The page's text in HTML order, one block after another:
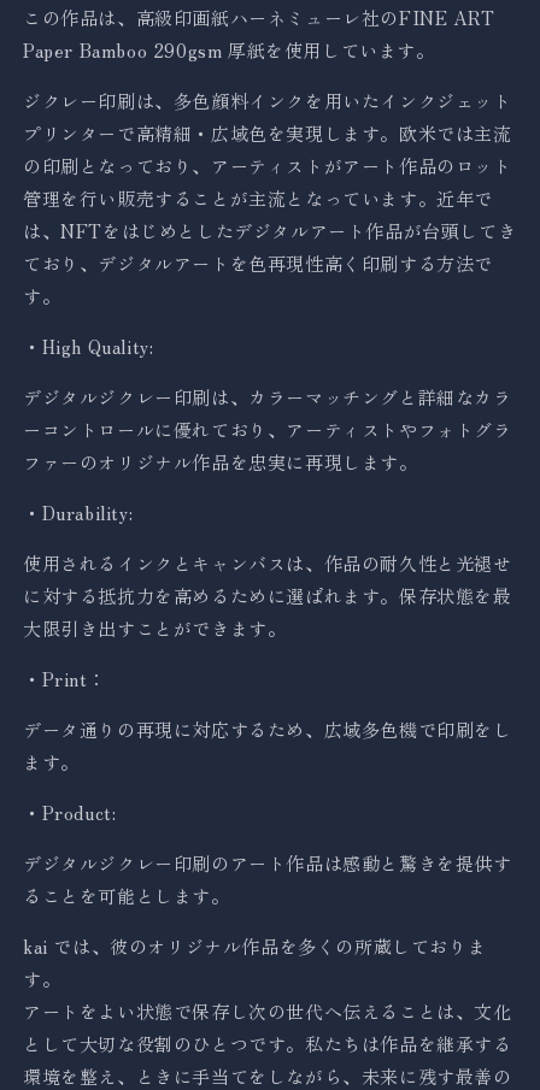
この作品は、高級印画紙ハーネミューレ社のFINE ART
Paper Bamboo 290gsm 厚紙を使用しています。
ジクレー印刷は、多色顔料インクを用いたインクジェット
プリンターで高精細・広域色を実現します。欧米では主流
の印刷となっており、アーティストがアート作品のロット
管理を行い販売することが主流となっています。近年で
は、NFTをはじめとしたデジタルアート作品が台頭してき
ており、デジタルアートを色再現性高く印刷する方法で
す。
・High Quality:
デジタルジクレー印刷は、カラーマッチングと詳細なカラ
ーコントロールに優れており、アーティストやフォトグラ
ファーのオリジナル作品を忠実に再現します。
・Durability:
使用されるインクとキャンバスは、作品の耐久性と光褪せ
に対する抵抗力を高めるために選ばれます。保存状態を最
大限引き出すことができます。
・Print：
データ通りの再現に対応するため、広域多色機で印刷をし
ます。
・Product:
デジタルジクレー印刷のアート作品は感動と驚きを提供す
ることを可能とします。
kai では、彼のオリジナル作品を多くの所蔵しておりま
す。
アートをよい状態で保存し次の世代へ伝えることは、文化
として大切な役割のひとつです。私たちは作品を継承する
環境を整え、ときに手当てをしながら、未来に残す最善の